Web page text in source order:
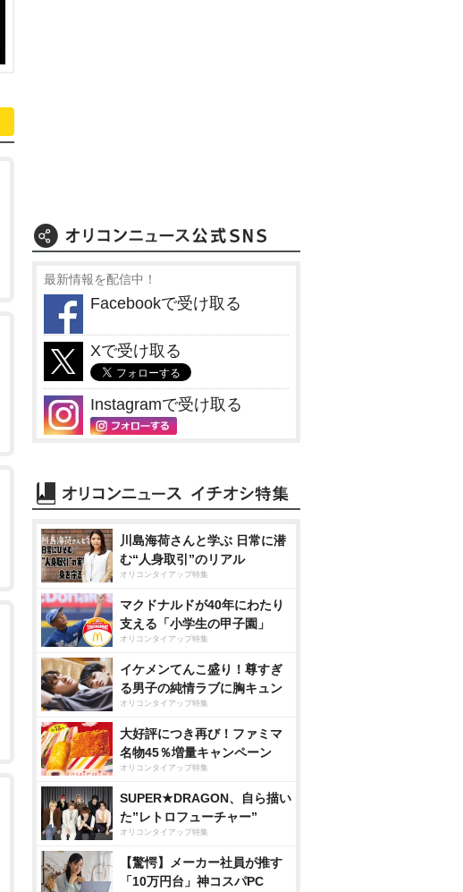
最新情報を配信中！
Facebookで受け取る
Xで受け取る
Instagramで受け取る
川島海荷さんと学ぶ 日常に潜
む“人身取引”のリアル
オリコンタイアップ特集
マクドナルドが40年にわたり
支える「小学生の甲子園」
オリコンタイアップ特集
イケメンてんこ盛り！尊すぎ
る男子の純情ラブに胸キュン
オリコンタイアップ特集
大好評につき再び！ファミマ
名物45％増量キャンペーン
オリコンタイアップ特集
SUPER★DRAGON、自ら描い
た”レトロフューチャー”
オリコンタイアップ特集
【驚愕】メーカー社員が推す
「10万円台」神コスパPC